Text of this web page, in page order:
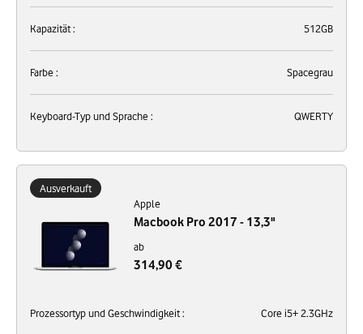
Kapazität : 512GB
Farbe : Spacegrau
Keyboard-Typ und Sprache : QWERTY
Ausverkauft
Apple
Macbook Pro 2017 - 13,3"
ab
314,90 €
Prozessortyp und Geschwindigkeit : Core i5+ 2.3GHz